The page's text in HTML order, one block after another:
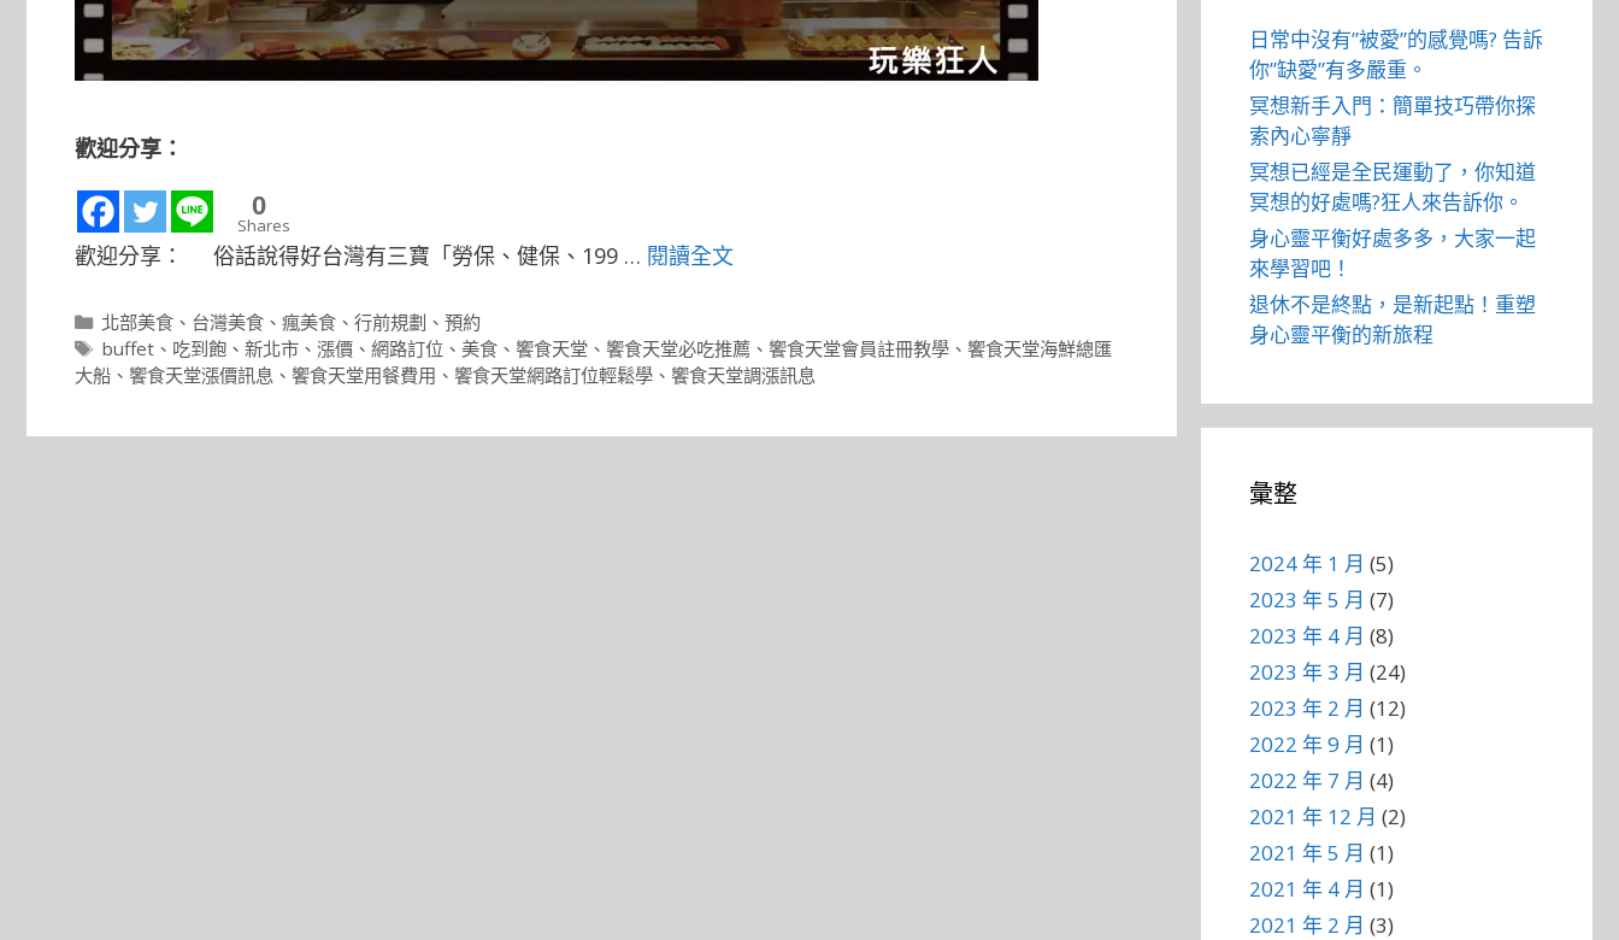
歡迎分享：
0
Shares
歡迎分享： 俗話說得好台灣有三寶「勞保、健保、199 … 閱讀全文
分
類
北部美食 、 台灣美食 、瘋美食 、行前規劃 、預約
標
籤
buffet 、 吃到飽 、新北市 、漲價 、網路訂位 、美食 、 饗食天堂 、 饗食天堂必吃推薦 、 饗食天堂會員註冊教學 、 饗食天堂海鮮總匯
大船 、 饗食天堂漲價訊息 、 饗食天堂用餐費用 、 饗食天堂網路訂位輕鬆學 、 饗食天堂調漲訊息
日常中沒有”被愛”的感覺嗎? 告訴
你”缺愛”有多嚴重。
冥想新手入門：簡單技巧帶你探
索內心寧靜
冥想已經是全民運動了，你知道
冥想的好處嗎?狂人來告訴你。
身心靈平衡好處多多，大家一起
來學習吧！
退休不是終點，是新起點！重塑
身心靈平衡的新旅程
彙整
2024 年 1 月 (5)
2023 年 5 月 (7)
2023 年 4 月 (8)
2023 年 3 月 (24)
2023 年 2 月 (12)
2022 年 9 月 (1)
2022 年 7 月 (4)
2021 年 12 月 (2)
2021 年 5 月 (1)
2021 年 4 月 (1)
2021 年 2 月 (3)